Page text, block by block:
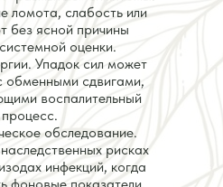
ломота, слабость или
без ясной причины
оценки.
Упадок сил может
обменными сдвигами,
воспалительный
процесс.
обследование.
рисках
инфекций, когда